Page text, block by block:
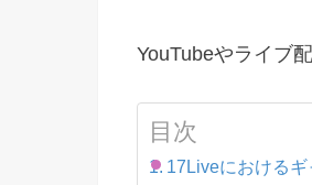
YouTubeやライブ
目次
17Liveにおけるギ